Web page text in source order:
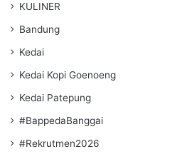
KULINER
Bandung
Kedai
Kedai Kopi Goenoeng
Kedai Patepung
#BappedaBanggai
#Rekrutmen2026